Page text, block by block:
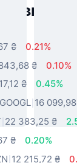
₴
0.21%
₴
0.10%
₴
0.45%
GOOGL 16
22 383,25 ₴
₴
0.20%
12 215,72 ₴